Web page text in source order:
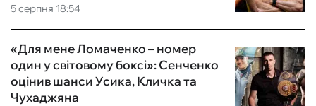
5 серпня 18:54
«Для мене Ломаченко – номер
один у світовому боксі»: Сенченко
оцінив шанси Усика, Кличка та
Чухаджяна